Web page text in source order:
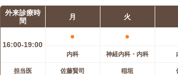
外来診療時
間
月 火
16:00-19:00
● ●
内科 神経内科・内科
担当医 佐藤賢司 稲垣